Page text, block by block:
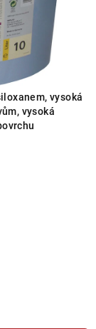
vysoká
vysoká